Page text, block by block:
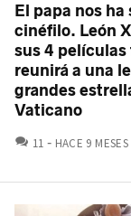
El papa nos ha
cinéfilo. León
sus 4 películas
reunirá a una
grandes
Vaticano
11 COMENTARIOS
HACE 9 MESES